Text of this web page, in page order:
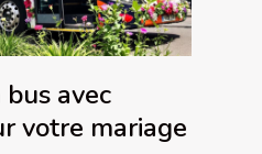
avec
votre mariage